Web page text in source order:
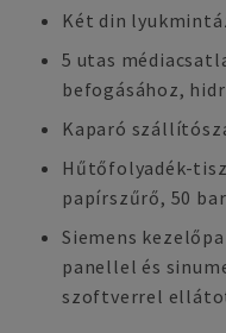
Két din
5 utas
befogásához,
Kaparó
Hűtőfolyadék-
papírszűrő, 50
Siemens
panellel és
szoftverrel